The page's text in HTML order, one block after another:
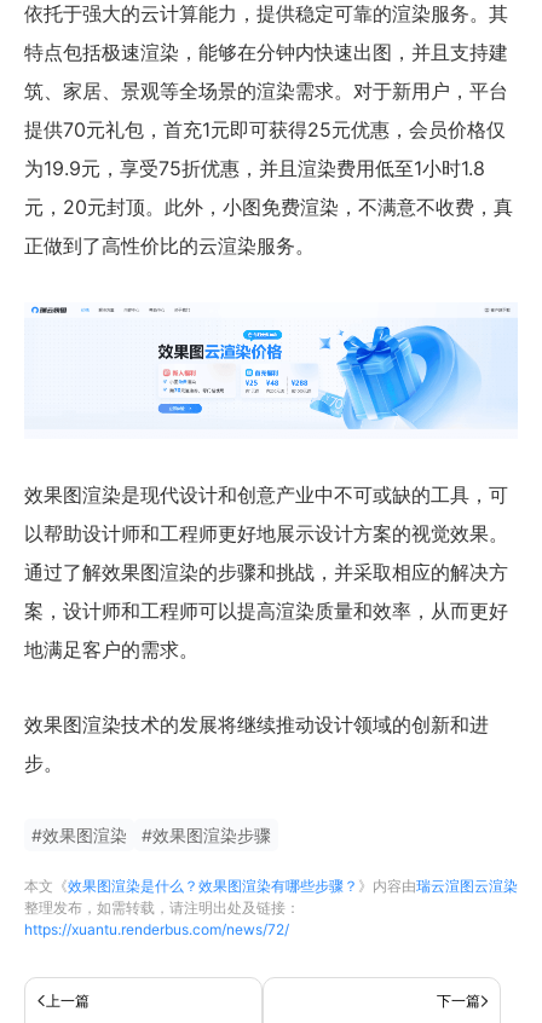
依托于强大的云计算能力，提供稳定可靠的渲染服务。其
特点包括极速渲染，能够在分钟内快速出图，并且支持建
筑、家居、景观等全场景的渲染需求。对于新用户，平台
提供70元礼包，首充1元即可获得25元优惠，会员价格仅
为19.9元，享受75折优惠，并且渲染费用低至1小时1.8
元，20元封顶。此外，小图免费渲染，不满意不收费，真
正做到了高性价比的云渲染服务。
效果图渲染是现代设计和创意产业中不可或缺的工具，可
以帮助设计师和工程师更好地展示设计方案的视觉效果。
通过了解效果图渲染的步骤和挑战，并采取相应的解决方
案，设计师和工程师可以提高渲染质量和效率，从而更好
地满足客户的需求。
效果图渲染技术的发展将继续推动设计领域的创新和进
步。
#效果图渲染 #效果图渲染步骤
本文《效果图渲染是什么？效果图渲染有哪些步骤？ 》内容由瑞云渲图云渲染
整理发布，如需转载，请注明出处及链接：
https://xuantu.renderbus.com/news/72/
上一篇
下一篇